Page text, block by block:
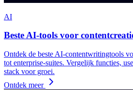
AI
Beste AI-tools voor
Ontdek de beste AI-contentwritingtools
tot enterprise-suites. Vergelijk functies,
stack voor groei.
Ontdek meer